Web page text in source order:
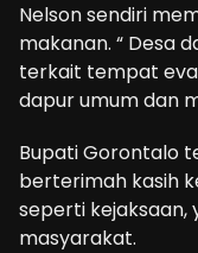
Nelson sendiri
makanan. “ Desa
terkait tempat
dapur umum dan
Bupati Gorontalo
berterimah kasih
seperti
masyarakat.